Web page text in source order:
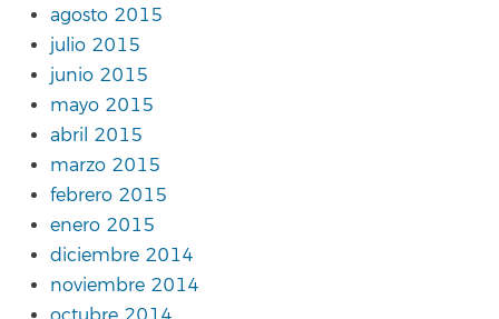
agosto 2015
julio 2015
junio 2015
mayo 2015
abril 2015
marzo 2015
febrero 2015
enero 2015
diciembre 2014
noviembre 2014